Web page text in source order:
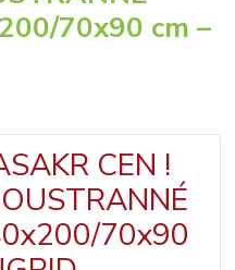
70x90 cm –